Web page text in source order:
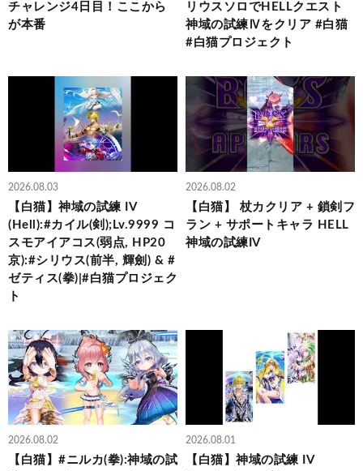
チャレンジ4日目！ここから
が本番
リウスソロでHELLクエスト
神域の試練Ⅳをクリア #白猫
#白猫プロジェクト
2026.08.03
【白猫】神域の試練 IV
(Hell):#カイル(剣);Lv.9999 コ
スモアイアコス(弱点, HP20
京):#シリウス(前半, 輝劍) & #
ゼティス(拳)|#白猫プロジェク
ト
2026.08.02
【白猫】 杖カクリア + 鎖剣フ
ラン + サポートキャラ HELL
神域の試練IV
2026.08.02
【白猫】#ニルカ(拳):神域の試
2026.08.01
【白猫】神域の試練 IV